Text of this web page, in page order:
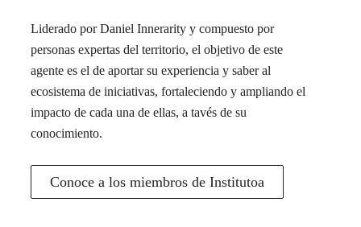
Liderado por Daniel Innerarity y compuesto por
personas expertas del territorio, el objetivo de este
agente es el de aportar su experiencia y saber al
ecosistema de iniciativas, fortaleciendo y ampliando el
impacto de cada una de ellas, a tavés de su
conocimiento.
Conoce a los miembros de Institutoa